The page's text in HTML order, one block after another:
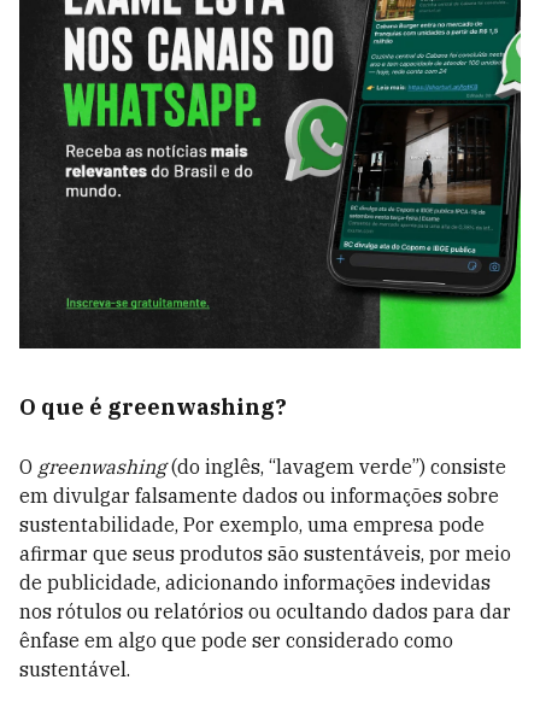
O que é greenwashing?
O greenwashing(do inglês, “lavagem verde”) consiste
em divulgar falsamente dados ou informações sobre
sustentabilidade, Por exemplo, uma empresa pode
afirmar que seus produtos são sustentáveis, por meio
de publicidade, adicionando informações indevidas
nos rótulos ou relatórios ou ocultando dados para dar
ênfase em algo que pode ser considerado como
sustentável.